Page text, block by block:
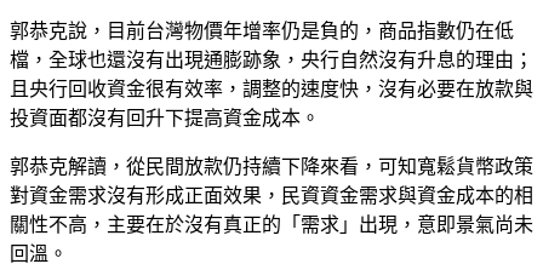
郭恭克說，目前台灣物價年增率仍是負的，商品指數仍在低
檔，全球也還沒有出現通膨跡象，央行自然沒有升息的理由；
且央行回收資金很有效率，調整的速度快，沒有必要在放款與
投資面都沒有回升下提高資金成本。
郭恭克解讀，從民間放款仍持續下降來看，可知寬鬆貨幣政策
對資金需求沒有形成正面效果，民資資金需求與資金成本的相
關性不高，主要在於沒有真正的「需求」出現，意即景氣尚未
回溫。